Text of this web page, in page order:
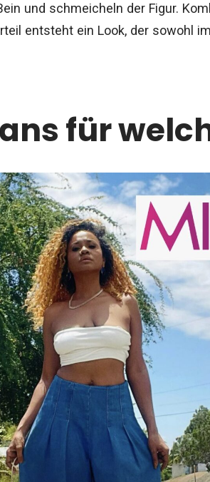
und schmeicheln der Figur.
entsteht ein Look, der sowohl
für